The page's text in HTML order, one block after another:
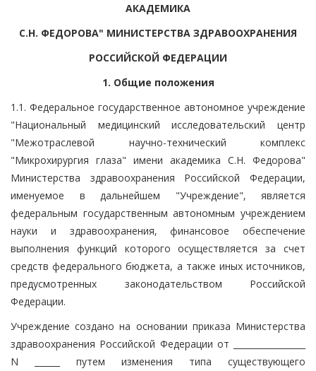
АКАДЕМИКА
С.Н. ФЕДОРОВА" МИНИСТЕРСТВА ЗДРАВООХРАНЕНИЯ
РОССИЙСКОЙ ФЕДЕРАЦИИ
1. Общие положения
1.1. Федеральное государственное автономное учреждение
"Национальный медицинский исследовательский центр
"Межотраслевой научно-технический комплекс
"Микрохирургия глаза" имени академика С.Н. Федорова"
Министерства здравоохранения Российской Федерации,
именуемое в дальнейшем "Учреждение", является
федеральным государственным автономным учреждением
науки и здравоохранения, финансовое обеспечение
выполнения функций которого осуществляется за счет
средств федерального бюджета, а также иных источников,
предусмотренных законодательством Российской
Федерации.
Учреждение создано на основании приказа Министерства
здравоохранения Российской Федерации от _________________
N ______ путем изменения типа существующего